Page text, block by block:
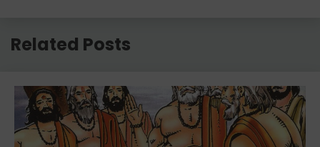
Related Posts